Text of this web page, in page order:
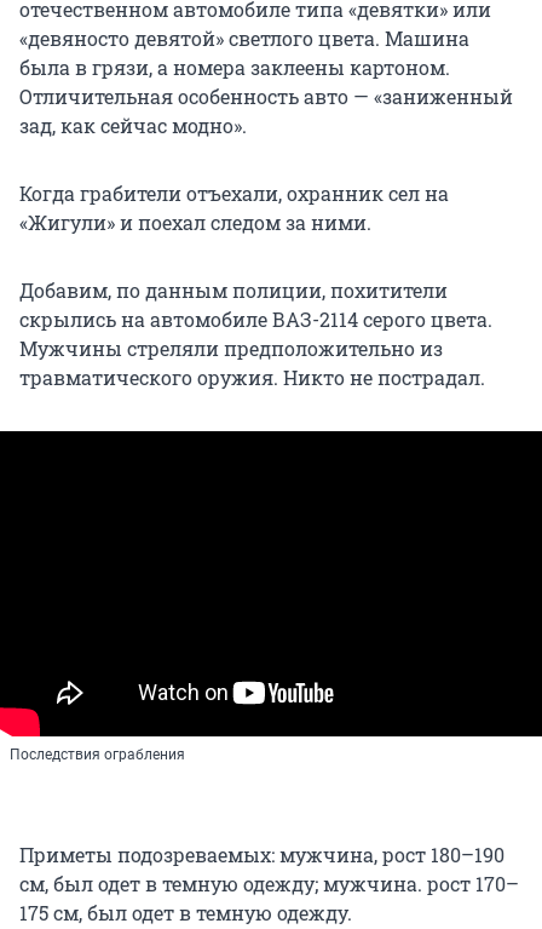
отечественном автомобиле типа «девятки» или
«девяносто девятой» светлого цвета. Машина
была в грязи, а номера заклеены картоном.
Отличительная особенность авто — «заниженный
зад, как сейчас модно».
Когда грабители отъехали, охранник сел на
«Жигули» и поехал следом за ними.
Добавим, по данным полиции, похитители
скрылись на автомобиле ВАЗ-2114 серого цвета.
Мужчины стреляли предположительно из
травматического оружия. Никто не пострадал.
Последствия ограбления
Приметы подозреваемых: мужчина, рост 180–190
см, был одет в темную одежду; мужчина. рост 170–
175 см, был одет в темную одежду.